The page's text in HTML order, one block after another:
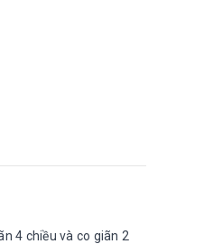
4 chiều và co giãn 2